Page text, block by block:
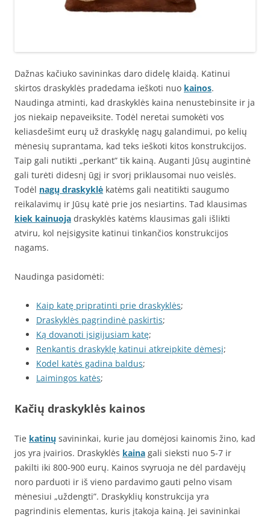
Dažnas kačiuko savininkas daro didelę klaidą. Katinui
skirtos draskyklės pradedama ieškoti nuo kainos.
Naudinga atminti, kad draskyklės kaina nenustebinsite ir ja
jos niekaip nepaveiksite. Todėl neretai sumokėti vos
keliasdešimt eurų už draskyklę nagų galandimui, po kelių
mėnesių suprantama, kad teks ieškoti kitos konstrukcijos.
Taip gali nutikti „perkant” tik kainą. Auganti Jūsų augintinė
gali turėti didesnį ūgį ir svorį priklausomai nuo veislės.
Todėl nagų draskyklė katėms gali neatitikti saugumo
reikalavimų ir Jūsų katė prie jos nesiartins. Tad klausimas
kiek kainuoja draskyklės katėms klausimas gali išlikti
atviru, kol neįsigysite katinui tinkančios konstrukcijos
nagams.
Naudinga pasidomėti:
Kaip katę pripratinti prie draskyklės;
Draskyklės pagrindinė paskirtis;
Ką dovanoti įsigijusiam katę;
Renkantis draskyklę katinui atkreipkite dėmesį;
Kodel katės gadina baldus;
Laimingos katės;
Kačių draskyklės kainos
Tie katinų savininkai, kurie jau domėjosi kainomis žino, kad
jos yra įvairios. Draskyklės kaina gali sieksti nuo 5-7 ir
pakilti iki 800-900 eurų. Kainos svyruoja ne dėl pardavėjų
noro parduoti ir iš vieno pardavimo gauti pelno visam
mėnesiui „uždengti”. Draskyklių konstrukcija yra
pagrindinis elementas, kuris įtakoja kainą. Jei savininkai